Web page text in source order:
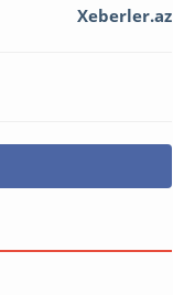
Xeberler.az